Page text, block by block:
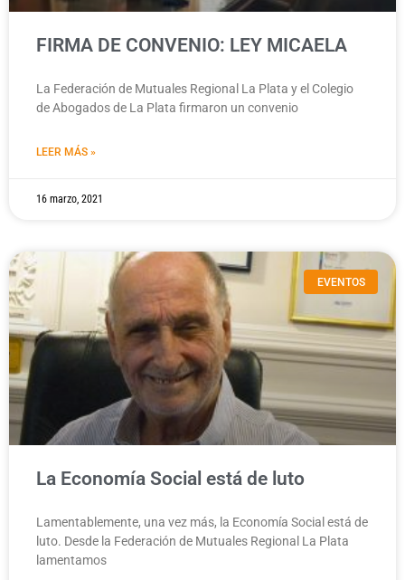
FIRMA DE CONVENIO: LEY MICAELA
La Federación de Mutuales Regional La Plata y el Colegio
de Abogados de La Plata firmaron un convenio
LEER MÁS »
16 marzo, 2021
EVENTOS
La Economía Social está de luto
Lamentablemente, una vez más, la Economía Social está de
luto. Desde la Federación de Mutuales Regional La Plata
lamentamos